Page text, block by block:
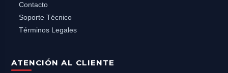
Contacto
Soporte Técnico
Términos Legales
ATENCIÓN AL CLIENTE